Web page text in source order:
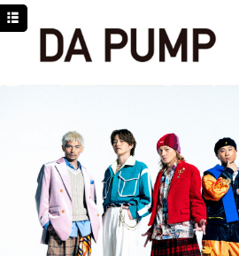
NEWS
PROFILE
MOVIE
LINE
YouTube